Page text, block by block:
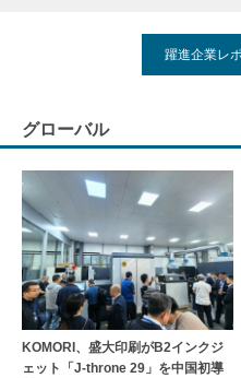
躍進企業レ
グローバル
KOMORI、盛大印刷がB2インクジ
ェット「J-throne 29」を中国初導